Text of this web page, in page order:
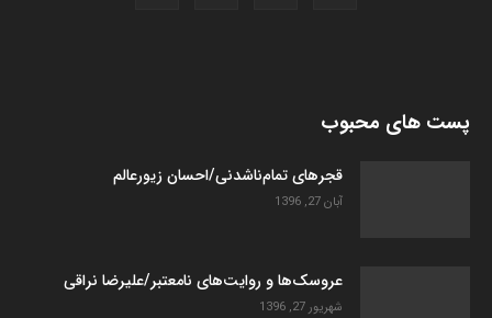
پست های محبوب
قجرهای تمام‌ناشدنی/احسان زیورعالم
آبان 27, 1396
عروسک­‌ها و روایت­‌های نامعتبر/علیرضا نراقی
شهریور 27, 1396